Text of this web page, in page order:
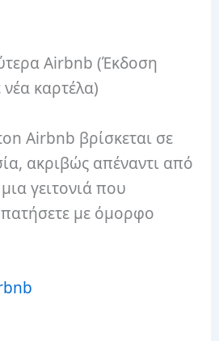
Airbnb (Έκδοση
νέα καρτέλα)
Airbnb βρίσκεται σε
ακριβώς απέναντι από
γειτονιά που
με όμορφο